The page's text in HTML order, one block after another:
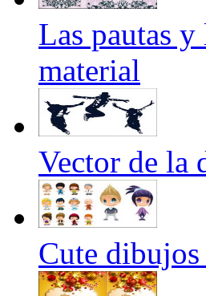
Las pautas y
material
Vector de la
Cute dibujos